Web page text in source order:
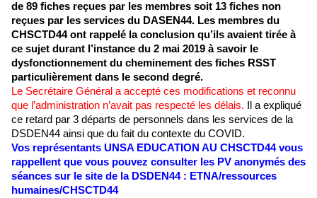
de 89 fiches reçues par les membres soit 13 fiches non
reçues par les services du DASEN44. Les membres du
CHSCTD44 ont rappelé la conclusion qu’ils avaient tirée à
ce sujet durant l’instance du 2 mai 2019 à savoir le
dysfonctionnement du cheminement des fiches RSST
particulièrement dans le second degré.
Le Secrétaire Général a accepté ces modifications et reconnu
que l’administration n’avait pas respecté les délais. Il a expliqué
ce retard par 3 départs de personnels dans les services de la
DSDEN44 ainsi que du fait du contexte du COVID.
Vos représentants UNSA EDUCATION AU CHSCTD44 vous
rappellent que vous pouvez consulter les PV anonymés des
séances sur le site de la DSDEN44 : ETNA/ressources
humaines/CHSCTD44